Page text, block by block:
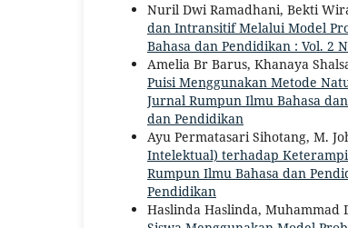
Nuril Dwi Ramadhani, Bekti
dan Intransitif Melalui Model
Bahasa dan Pendidikan : Vol. 2
Amelia Br Barus, Khanaya
Puisi Menggunakan Metode
Jurnal Rumpun Ilmu Bahasa
dan Pendidikan
Ayu Permatasari Sihotang, M.
Intelektual) terhadap
Rumpun Ilmu Bahasa dan
Pendidikan
Haslinda Haslinda, Muhammad